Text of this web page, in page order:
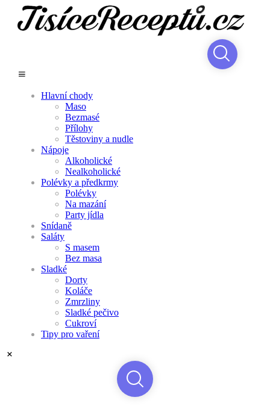
Hlavní chody
Maso
Bezmasé
Přílohy
Těstoviny a nudle
Nápoje
Alkoholické
Nealkoholické
Polévky a předkrmy
Polévky
Na mazání
Party jídla
Snídaně
Saláty
S masem
Bez masa
Sladké
Dorty
Koláče
Zmrzliny
Sladké pečivo
Cukroví
Tipy pro vaření